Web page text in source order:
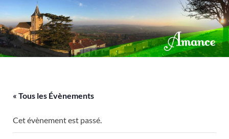
« Tous les Évènements
Cet évènement est passé.